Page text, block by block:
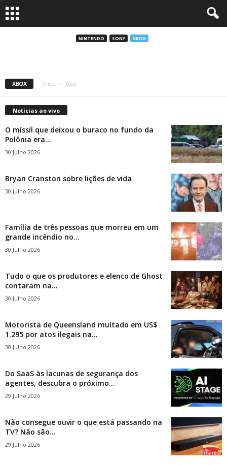
NINTENDO SONY XBOX
Versão mais acessível do Xbox Series X está
sendo preparada pela Microsoft
9 Agosto 2023
XBOX Início Xbox
Notícias ao vivo
O míssil que deixou o buraco no fundo da
Polônia era...
30 Julho 2026
Bryan Cranston sobre lições de vida
30 Julho 2026
Família de três pessoas que morreu em um
grande incêndio no...
30 Julho 2026
Tudo o que os produtores e elenco de Ghost
contaram na...
30 Julho 2026
Motorista de Queensland multado em US$
1.295 por atos ilegais na...
30 Julho 2026
Do SaaS às lacunas de segurança dos
agentes, descubra o próximo...
29 Julho 2026
Não consegue ouvir o que está passando na
TV? Não são...
29 Julho 2026